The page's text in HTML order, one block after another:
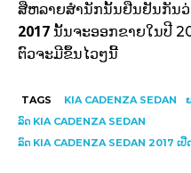
ສື​ຫລາຍ​ສຳ​ນັກ​ນັ້ນ​ຢືນຢັນ​ກັນ​ວ່
2017 ນັ້ນ​ຈະ​ອອກ​ຂາຍ​ໃນ​ປີ
ຕົວ​ຈະ​ມີ​ຂຶ້ນ​ໄວ​ໆນີ້
TAGS KIA CADENZA SEDAN
ລົດ KIA CADENZA SEDAN
ລົດ KIA CADENZA SEDAN 2017 ເ